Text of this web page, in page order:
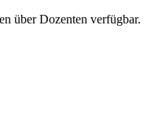
über Dozenten verfügbar.